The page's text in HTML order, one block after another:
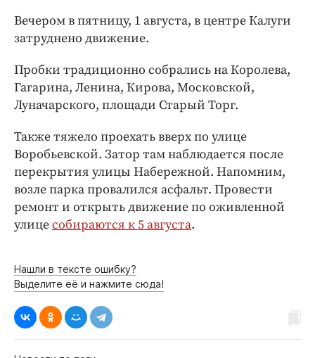
Спорт
ПРОЕКТЫ
Блоги
Издания
Медиаперсона
Интересное чтиво
Клиника года
Бренд года
Вечером в пятницу, 1 августа, в центре Калуги
затруднено движение.
Пробки традиционно собрались на Королева,
Гагарина, Ленина, Кирова, Московской,
Луначарского, площади Старый Торг.
Также тяжело проехать вверх по улице
Воробьевской. Затор там наблюдается после
перекрытия улицы Набережной. Напомним,
возле парка провалился асфальт. Провести
ремонт и открыть движение по оживленной
улицесобираются к 5 августа.
Нашли в тексте ошибку?
Выделите её и нажмите сюда!